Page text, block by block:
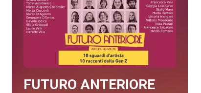
Play all
FUTURO ANTERIORE